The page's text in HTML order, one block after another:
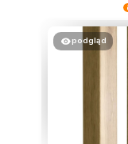
podgląd